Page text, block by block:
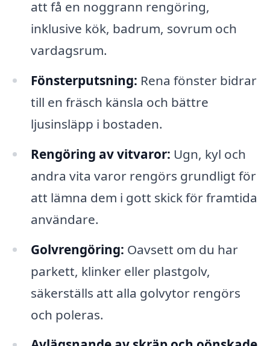
att få en noggrann rengöring,
inklusive kök, badrum, sovrum och
vardagsrum.
Fönsterputsning: Rena fönster bidrar
till en fräsch känsla och bättre
ljusinsläpp i bostaden.
Rengöring av vitvaror: Ugn, kyl och
andra vita varor rengörs grundligt för
att lämna dem i gott skick för framtida
användare.
Golvrengöring: Oavsett om du har
parkett, klinker eller plastgolv,
säkerställs att alla golvytor rengörs
och poleras.